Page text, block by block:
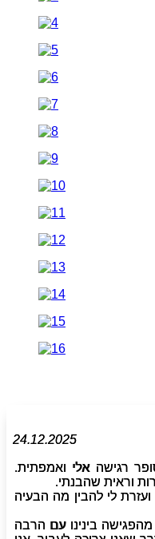
רגישה אלי ואמפתית.
וראית שהבנתי.
לי להבין מה הבעיה
בינינו עם הרבה
24.12.2025